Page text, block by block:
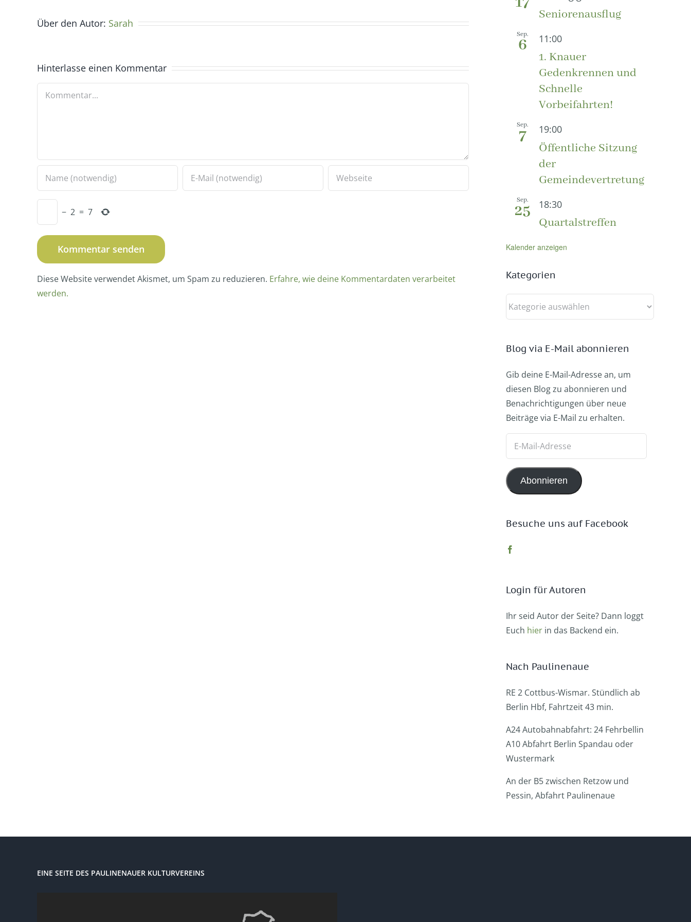
Über den Autor: Sarah
Hinterlasse einen Kommentar
Kommentar
− 2 = 7
Diese Website verwendet Akismet, um Spam zu reduzieren. Erfahre, wie deine Kommentardaten verarbeitet
werden.
Seniorenausflug
Sep.
6 11:00
1. Knauer
Gedenkrennen und
Schnelle
Vorbeifahrten!
Sep.
7 19:00
Öffentliche Sitzung
der
Gemeindevertretung
Sep.
25 18:30
Quartalstreffen
Kalender anzeigen
Kategorien
Kategorien
Blog via E-Mail abonnieren
Gib deine E-Mail-Adresse an, um
diesen Blog zu abonnieren und
Benachrichtigungen über neue
Beiträge via E-Mail zu erhalten.
Adresse
Abonnieren
Besuche uns auf Facebook
Login für Autoren
Ihr seid Autor der Seite? Dann loggt
Euch hier in das Backend ein.
Nach Paulinenaue
RE 2 Cottbus-Wismar. Stündlich ab
Berlin Hbf, Fahrtzeit 43 min.
A24 Autobahnabfahrt: 24 Fehrbellin
A10 Abfahrt Berlin Spandau oder
Wustermark
An der B5 zwischen Retzow und
Pessin, Abfahrt Paulinenaue
EINE SEITE DES PAULINENAUER KULTURVEREINS